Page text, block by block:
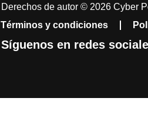
Derechos de autor © 2026 Cyber
Términos y condiciones
Síguenos en redes